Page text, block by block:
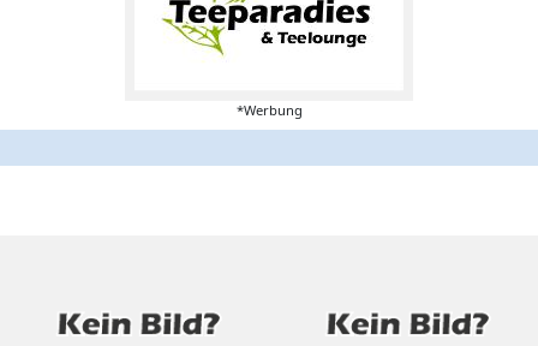
*Werbung